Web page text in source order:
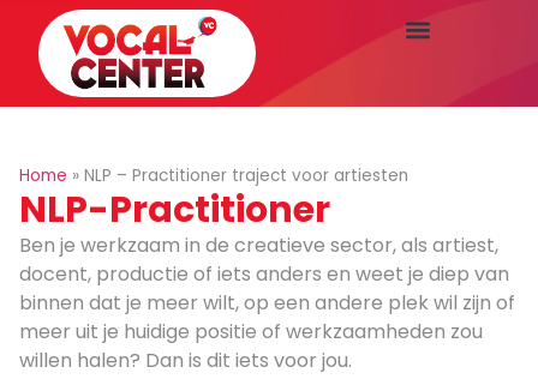
Home » NLP – Practitioner traject voor artiesten
NLP-Practitioner
Ben je werkzaam in de creatieve sector, als artiest,
docent, productie of iets anders en weet je diep van
binnen dat je meer wilt, op een andere plek wil zijn of
meer uit je huidige positie of werkzaamheden zou
willen halen? Dan is dit iets voor jou.